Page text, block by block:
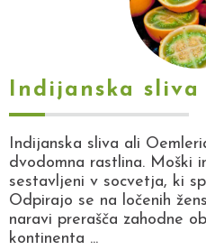
Indijanska sliva
Indijanska sliva ali
dvodomna rastlina. Moški
sestavljeni v socvetja, ki
Odpirajo se na ločenih
naravi prerašča zahodne
kontinenta ...